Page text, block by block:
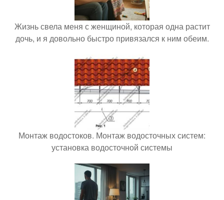
Жизнь свела меня с женщиной, которая одна растит
дочь, и я довольно быстро привязался к ним обеим.
Монтаж водостоков. Монтаж водосточных систем:
установка водосточной системы